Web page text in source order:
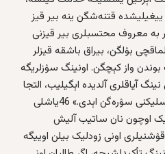
ییغیلیشده قتنه‌شگن ینه‌ بیر قیز
به معروف محتسبلری بیر قیزنی
بۉلگن، بیراق باشقه‌ قیزلر
واز کېچگن. اونینگ سۉزلریگه
آیاقلری آلدیده اېگیلیب، التجا
قیلگن و اوندن قیزنی آلیب کېتمسلیکنی سۉره‌گن اېدی.» 46یاشلی
اوچون نان ساتیب آلیش
اونی زودلیک بیلن اوییگه